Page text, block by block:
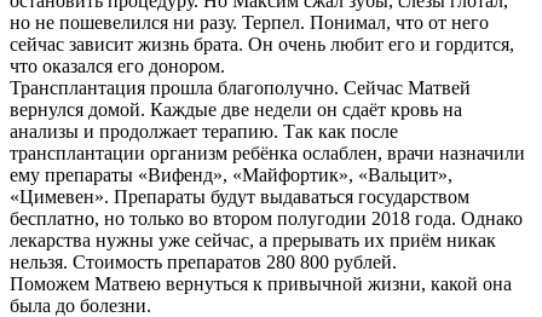
но не пошевелился ни разу. Терпел. Понимал, что от него
сейчас зависит жизнь брата. Он очень любит его и гордится,
что оказался его донором.
Трансплантация прошла благополучно. Сейчас Матвей
вернулся домой. Каждые две недели он сдаёт кровь на
анализы и продолжает терапию. Так как после
трансплантации организм ребёнка ослаблен, врачи назначили
ему препараты «Вифенд», «Майфортик», «Вальцит»,
«Цимевен». Препараты будут выдаваться государством
бесплатно, но только во втором полугодии 2018 года. Однако
лекарства нужны уже сейчас, а прерывать их приём никак
нельзя. Стоимость препаратов 280 800 рублей.
Поможем Матвею вернуться к привычной жизни, какой она
была до болезни.